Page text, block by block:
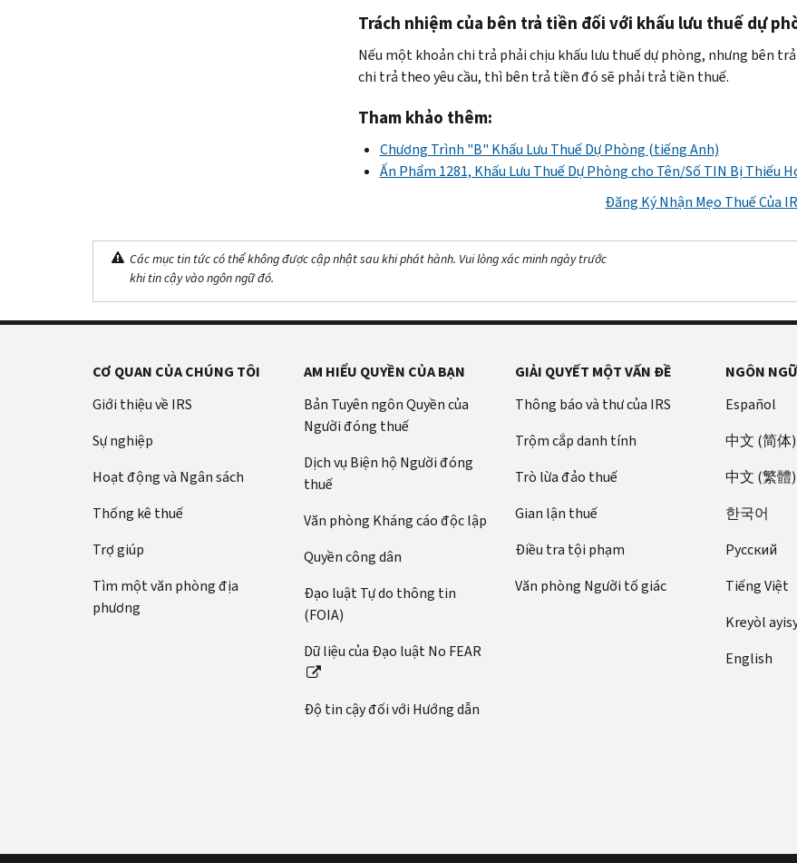
Trách nhiệm của bên trả tiền đối với khấu lưu thuế dự
Nếu một khoản chi trả phải chịu khấu lưu thuế dự phòng, nhưng bên
chi trả theo yêu cầu, thì bên trả tiền đó sẽ phải trả tiền thuế.
Tham khảo thêm:
Chương Trình "B" Khấu Lưu Thuế Dự Phòng (tiếng Anh)
Ấn Phẩm 1281, Khấu Lưu Thuế Dự Phòng cho Tên/Số TIN Bị Thiếu
Đăng Ký Nhận Mẹo Thuế Của
Các mục tin tức có thể không được cập nhật sau khi phát hành. Vui lòng xác minh ngày trước
khi tin cậy vào ngôn ngữ đó.
CƠ QUAN CỦA CHÚNG TÔI
Giới thiệu về IRS
Sự nghiệp
Hoạt động và Ngân sách
Thống kê thuế
Trợ giúp
Tìm một văn phòng địa
phương
AM HIỂU QUYỀN CỦA BẠN
Bản Tuyên ngôn Quyền của
Người đóng thuế
Dịch vụ Biện hộ Người đóng
thuế
Văn phòng Kháng cáo độc lập
Quyền công dân
Đạo luật Tự do thông tin
(FOIA)
Dữ liệu của Đạo luật No FEAR
Độ tin cậy đối với Hướng dẫn
GIẢI QUYẾT MỘT VẤN ĐỀ
Thông báo và thư của IRS
Trộm cắp danh tính
Trò lừa đảo thuế
Gian lận thuế
Điều tra tội phạm
Văn phòng Người tố giác
NGÔN
Español
中文 (简体)
中文 (繁體)
한국어
Pусский
Tiếng Việt
Kreyòl
English